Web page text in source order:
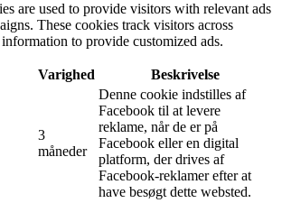
are used to provide visitors with relevant ads
These cookies track visitors across
to provide customized ads.
Varighed Beskrivelse
3
måneder
Denne cookie indstilles af
Facebook til at levere
reklame, når de er på
Facebook eller en digital
platform, der drives af
Facebook-reklamer efter at
have besøgt dette websted.